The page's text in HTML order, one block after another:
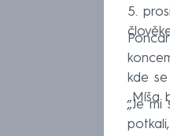
5.
kde
„Míša
„Je